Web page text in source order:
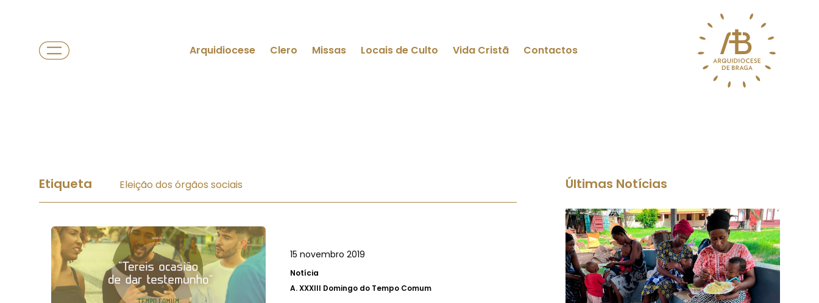
Arquidiocese Clero Missas Locais de Culto Vida Cristã Contactos
Etiqueta Eleição dos órgãos sociais
15 novembro 2019
Notícia
A.XXXIII Domingo do Tempo Comum
Últimas Notícias